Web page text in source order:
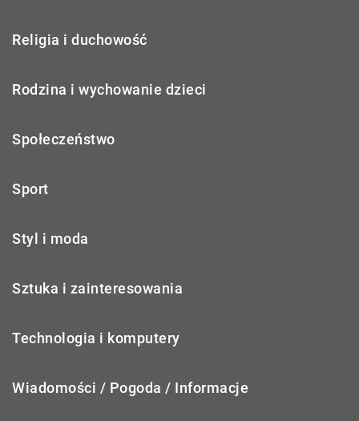
Religia i duchowość
Rodzina i wychowanie dzieci
Społeczeństwo
Sport
Styl i moda
Sztuka i zainteresowania
Technologia i komputery
Wiadomości / Pogoda / Informacje